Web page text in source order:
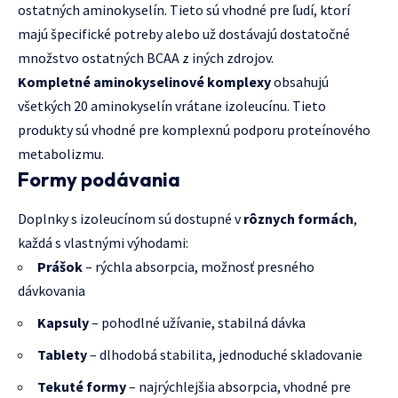
ostatných aminokyselín. Tieto sú vhodné pre ľudí, ktorí
majú špecifické potreby alebo už dostávajú dostatočné
množstvo ostatných BCAA z iných zdrojov.
Kompletné aminokyselinové komplexyobsahujú
všetkých 20 aminokyselín vrátane izoleucínu. Tieto
produkty sú vhodné pre komplexnú podporu proteínového
metabolizmu.
Formy podávania
Doplnky s izoleucínom sú dostupné vrôznych formách,
každá s vlastnými výhodami:
Prášok– rýchla absorpcia, možnosť presného
dávkovania
Kapsuly– pohodlné užívanie, stabilná dávka
Tablety– dlhodobá stabilita, jednoduché skladovanie
Tekuté formy– najrýchlejšia absorpcia, vhodné pre